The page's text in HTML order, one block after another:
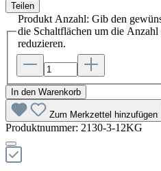
Teilen
Produkt Anzahl: Gib den
die Schaltflächen um die Anzahl
reduzieren.
In den Warenkorb
Zum Merkzettel hinzufügen
Produktnummer: 2130-3-12KG